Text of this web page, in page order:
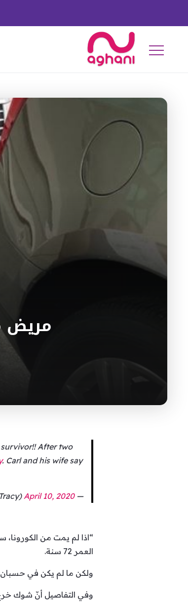
مريض
After two
. Carl and his wife say
— Kailey Tracy (@KaileyTracy)
April 10, 2020
“اذا لم يمت من
العمر 72 سنة.
ولكن ما لم يكن في حسبان
وفي التفاصيل أنّ شوك